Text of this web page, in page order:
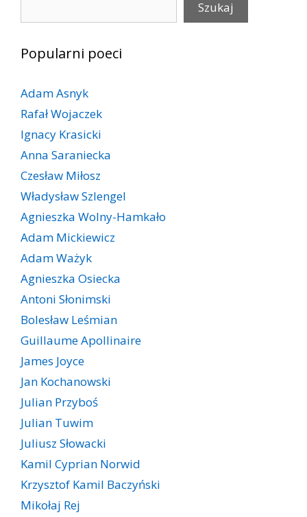
Szukaj
Popularni poeci
Adam Asnyk
Rafał Wojaczek
Ignacy Krasicki
Anna Saraniecka
Czesław Miłosz
Władysław Szlengel
Agnieszka Wolny-Hamkało
Adam Mickiewicz
Adam Ważyk
Agnieszka Osiecka
Antoni Słonimski
Bolesław Leśmian
Guillaume Apollinaire
James Joyce
Jan Kochanowski
Julian Przyboś
Julian Tuwim
Juliusz Słowacki
Kamil Cyprian Norwid
Krzysztof Kamil Baczyński
Mikołaj Rej